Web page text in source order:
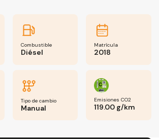
Combustible
Diésel
Matrícula
2018
Tipo de cambio
Manual
Emisiones CO2
119.00 g/km